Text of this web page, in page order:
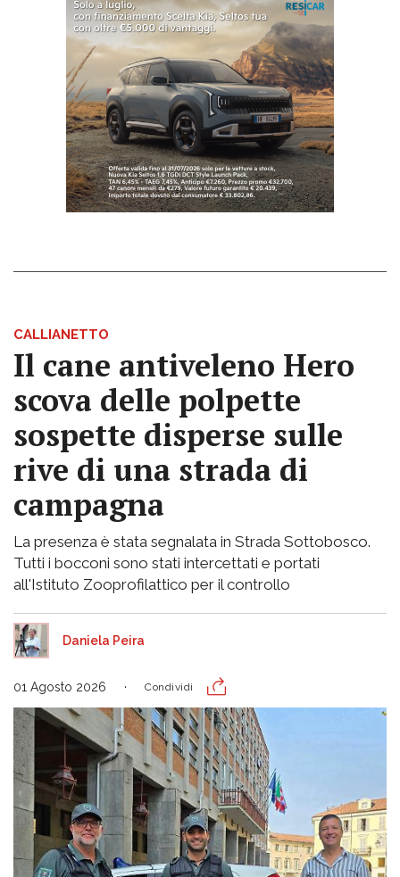
CALLIANETTO
Il cane antiveleno Hero
scova delle polpette
sospette disperse sulle
rive di una strada di
campagna
La presenza è stata segnalata in Strada Sottobosco.
Tutti i bocconi sono stati intercettati e portati
all'Istituto Zooprofilattico per il controllo
Daniela Peira
01 Agosto 2026 Condividi